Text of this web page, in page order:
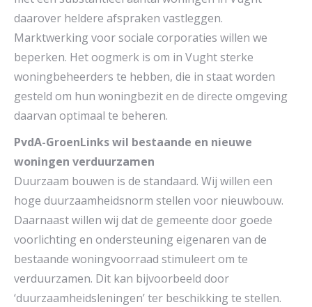
daarover heldere afspraken vastleggen.
Marktwerking voor sociale corporaties willen we
beperken. Het oogmerk is om in Vught sterke
woningbeheerders te hebben, die in staat worden
gesteld om hun woningbezit en de directe omgeving
daarvan optimaal te beheren.
PvdA-GroenLinks wil bestaande en nieuwe
woningen verduurzamen
Duurzaam bouwen is de standaard. Wij willen een
hoge duurzaamheidsnorm stellen voor nieuwbouw.
Daarnaast willen wij dat de gemeente door goede
voorlichting en ondersteuning eigenaren van de
bestaande woningvoorraad stimuleert om te
verduurzamen. Dit kan bijvoorbeeld door
‘duurzaamheidsleningen’ ter beschikking te stellen.